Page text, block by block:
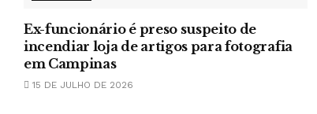
Ex-funcionário é preso suspeito de
incendiar loja de artigos para fotografia
em Campinas
15 DE JULHO DE 2026